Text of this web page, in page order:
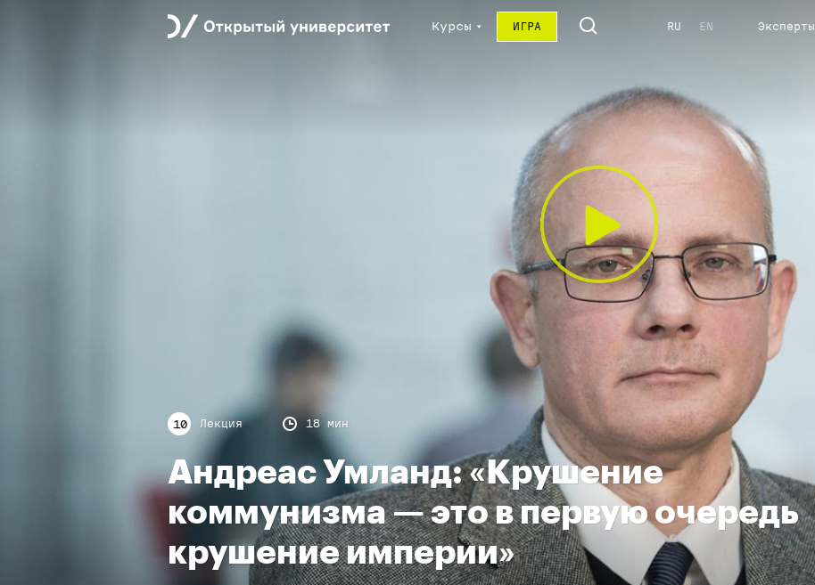
Курсы ИГРА RU EN Эксперты
10 Лекция 18 мин
Андреас Умланд: «Крушение
коммунизма — это в первую очередь
крушение империи»